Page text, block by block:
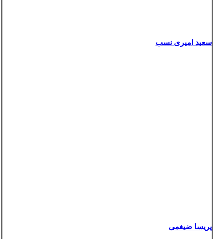
سعید امیری نسب
پریسا ضیغمی